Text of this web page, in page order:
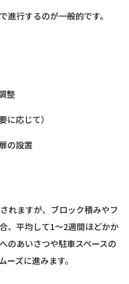
進行するのが一般的です。
整
に応じて）
の設置
れますが、ブロック積みやフ
、平均して1～2週間ほどかか
のあいさつや駐車スペースの
ズに進みます。